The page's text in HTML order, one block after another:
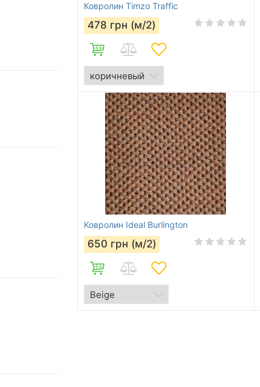
Ковролин Timzo Traffic
478 грн (м/2)
Ковролин Ideal Burlington
650 грн (м/2)